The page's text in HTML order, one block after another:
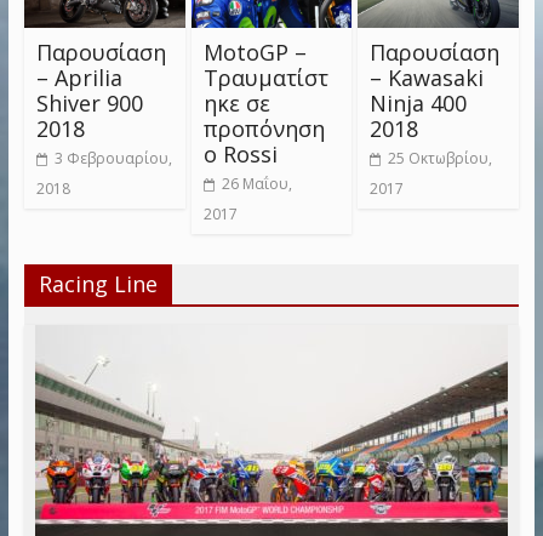
Παρουσίαση
– Aprilia
Shiver 900
2018
3 Φεβρουαρίου,
2018
MotoGP –
Τραυματίστ
ηκε σε
προπόνηση
ο Rossi
26 Μαΐου,
2017
Παρουσίαση
– Kawasaki
Ninja 400
2018
25 Οκτωβρίου,
2017
Racing Line